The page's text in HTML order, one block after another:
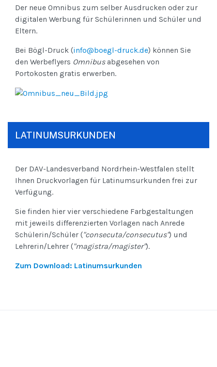
Der neue Omnibus zum selber Ausdrucken oder zur
digitalen Werbung für Schülerinnen und Schüler und
Eltern.
Bei Bögl-Druck (info@boegl-druck.de) können Sie
den Werbeflyers Omnibusabgesehen von
Portokosten gratis erwerben.
LATINUMSURKUNDEN
Der DAV-Landesverband Nordrhein-Westfalen stellt
Ihnen Druckvorlagen für Latinumsurkunden frei zur
Verfügung.
Sie finden hier vier verschiedene Farbgestaltungen
mit jeweils differenzierten Vorlagen nach Anrede
Schülerin/Schüler ("consecuta/consecutus") und
Lehrerin/Lehrer ("magistra/magister").
Zum Download: Latinumsurkunden